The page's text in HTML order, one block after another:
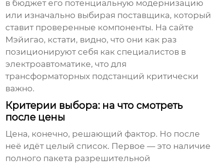
в бюджет его потенциальную модернизацию
или изначально выбирая поставщика, который
ставит проверенные компоненты. На сайте
Мэйигао, кстати, видно, что они как раз
позиционируют себя как специалистов в
электроавтоматике, что для
трансформаторных подстанций критически
важно.
Критерии выбора: на что смотреть
после цены
Цена, конечно, решающий фактор. Но после
неё идёт целый список. Первое — это наличие
полного пакета разрешительной